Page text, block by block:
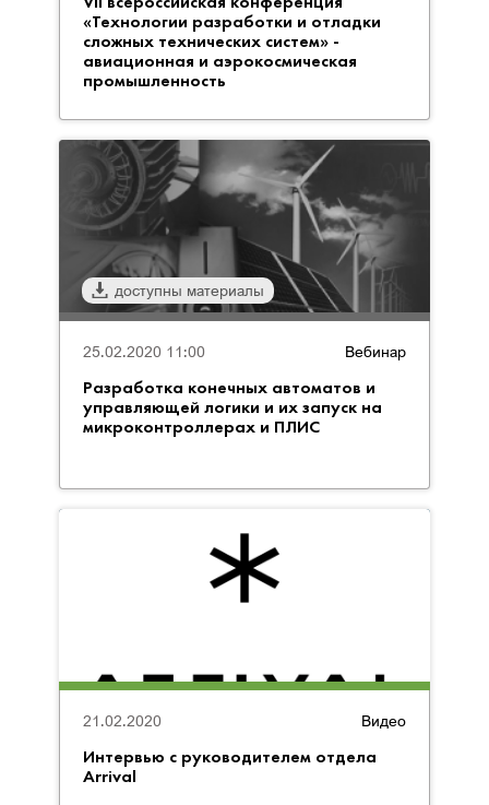
«Технологии разработки и отладки
сложных технических систем» -
авиационная и аэрокосмическая
промышленность
Вебинар
Разработка конечных автоматов и
управляющей логики и их запуск на
микроконтроллерах и ПЛИС
25.02.2020 11:00
доступны материалы
Видео
Интервью с руководителем отдела
Arrival
21.02.2020